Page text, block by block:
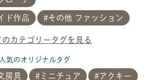
ド作品 その他 ファッション
のカテゴリータグを見る
人気のオリジナルタグ
房具 ミニチュア アクキー